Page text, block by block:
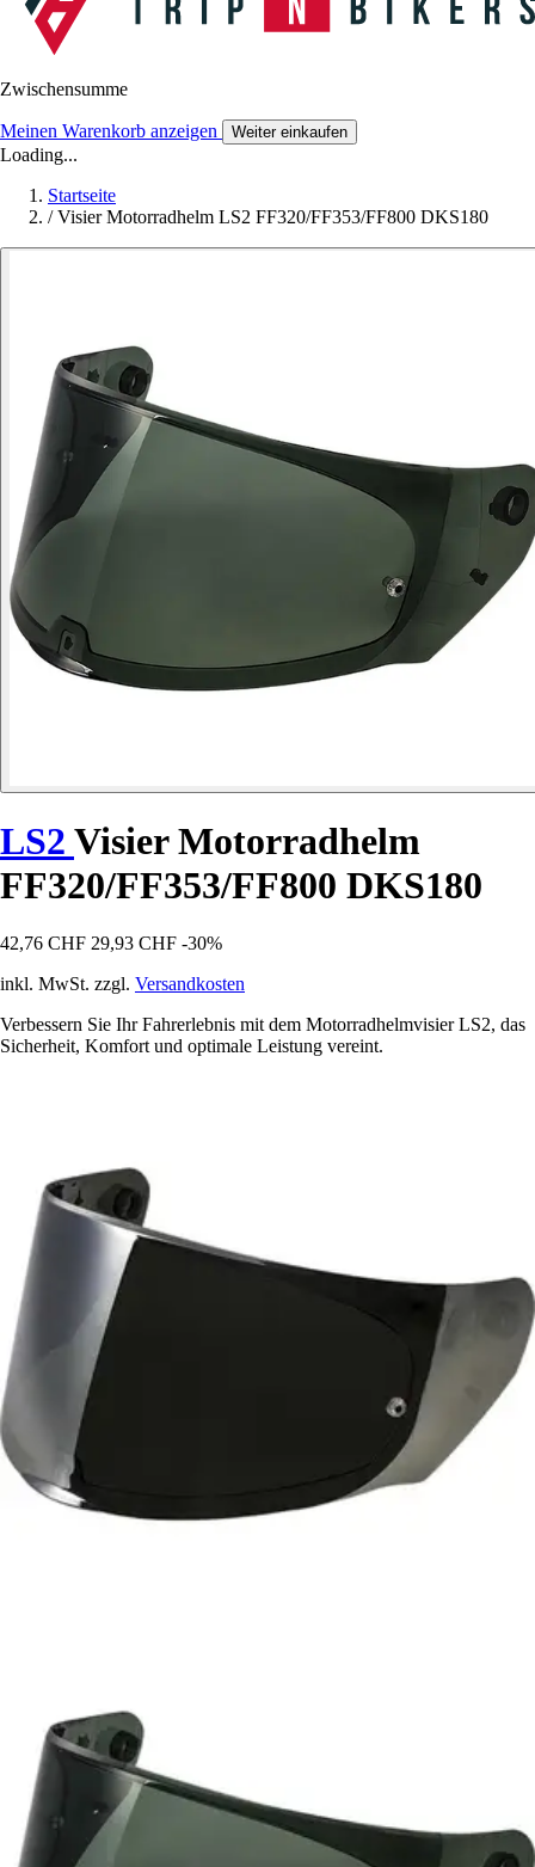
Zwischensumme
Meinen Warenkorb anzeigen Weiter einkaufen
Loading...
Startseite
/ Visier Motorradhelm LS2 FF320/FF353/FF800 DKS180
LS2 Visier Motorradhelm
FF320/FF353/FF800 DKS180
42,76 CHF 29,93 CHF -30%
inkl. MwSt. zzgl. Versandkosten
Verbessern Sie Ihr Fahrerlebnis mit dem Motorradhelmvisier LS2, das
Sicherheit, Komfort und optimale Leistung vereint.